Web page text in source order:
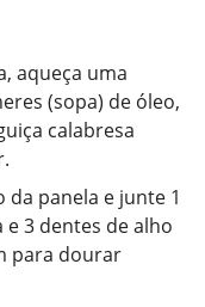
aqueça uma
(sopa) de óleo,
calabresa
panela e junte 1
3 dentes de alho
para dourar